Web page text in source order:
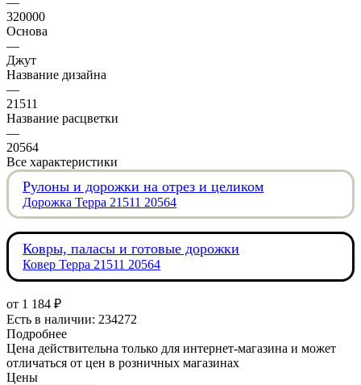
320000
Основа
—
Джут
Название дизайна
—
21511
Название расцветки
—
20564
Все характеристики
Рулоны и дорожки на отрез и целиком
Дорожка Терра 21511 20564
Ковры, паласы и готовые дорожки
Ковер Терра 21511 20564
от 1 184 ₽
Есть в наличии: 234272
Подробнее
Цена действительна только для интернет-магазина и может
отличаться от цен в розничных магазинах
Цены